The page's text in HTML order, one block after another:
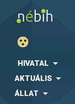
HIVATAL
AKTUÁLIS
ÁLLAT